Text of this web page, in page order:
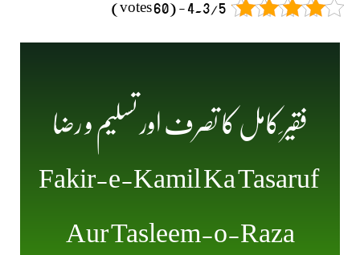
4.3/5 - (60 votes)
فقیر ِکامل کا تصرف اور تسلیم و رضا
Fakir-e-Kamil Ka Tasaruf
Aur Tasleem-o-Raza